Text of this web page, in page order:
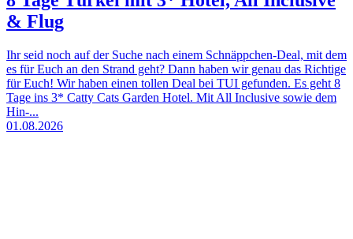
& Flug
Ihr seid noch auf der Suche nach einem Schnäppchen-Deal, mit dem
es für Euch an den Strand geht? Dann haben wir genau das Richtige
für Euch! Wir haben einen tollen Deal bei TUI gefunden. Es geht 8
Tage ins 3* Catty Cats Garden Hotel. Mit All Inclusive sowie dem
Hin-...
01.08.2026